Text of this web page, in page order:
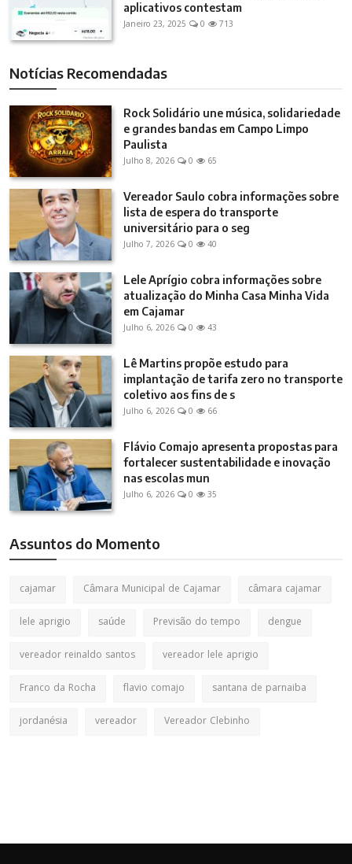
aplicativos contestam
Janeiro 23, 2025 0 713
Notícias Recomendadas
Rock Solidário une música, solidariedade
e grandes bandas em Campo Limpo
Paulista
Julho 8, 2026 0 65
Vereador Saulo cobra informações sobre
lista de espera do transporte
universitário para o seg
Julho 7, 2026 0 40
Lele Aprígio cobra informações sobre
atualização do Minha Casa Minha Vida
em Cajamar
Julho 6, 2026 0 43
Lê Martins propõe estudo para
implantação de tarifa zero no transporte
coletivo aos fins de s
Julho 6, 2026 0 66
Flávio Comajo apresenta propostas para
fortalecer sustentabilidade e inovação
nas escolas mun
Julho 6, 2026 0 35
Assuntos do Momento
cajamar Câmara Municipal de Cajamar
câmara cajamar
lele aprigio
saúde Previsão do tempo
dengue
vereador reinaldo santos
vereador lele aprigio
Franco da Rocha
flavio comajo
santana de parnaiba
jordanésia
vereador Vereador Clebinho